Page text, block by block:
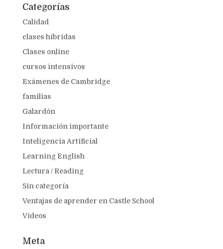
Categorías
Calidad
clases híbridas
Clases online
cursos intensivos
Exámenes de Cambridge
familias
Galardón
Información importante
Inteligencia Artificial
Learning English
Lectura / Reading
Sin categoría
Ventajas de aprender en Castle School
Videos
Meta